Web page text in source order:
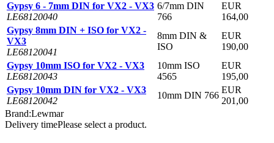
Gypsy 6 - 7mm DIN for VX2 - VX3
LE68120040
6/7mm DIN
766
EUR
164,00
Gypsy 8mm DIN + ISO for VX2 -
VX3
LE68120041
8mm DIN &
ISO
EUR
190,00
Gypsy 10mm ISO for VX2 - VX3
LE68120043
10mm ISO
4565
EUR
195,00
Gypsy 10mm DIN for VX2 - VX3
LE68120042
10mm DIN 766
EUR
201,00
Brand:Lewmar
Delivery timePlease select a product.